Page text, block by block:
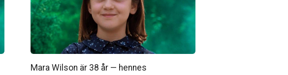
Mara Wilson är 38 år — hennes